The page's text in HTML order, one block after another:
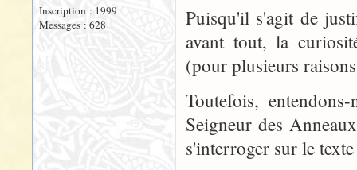
Inscription : 1999
Messages : 628
Puisqu'il s'agit de
avant tout, la
(pour plusieurs
Toutefois,
Seigneur des
s'interroger sur le